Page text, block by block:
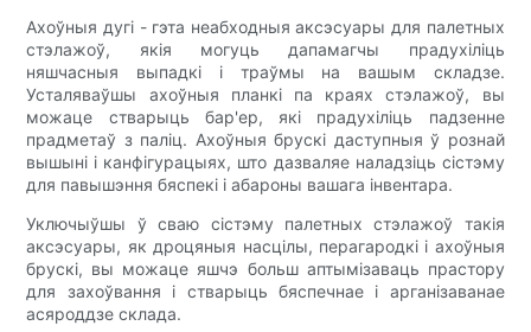
Ахоўныя дугі - гэта неабходныя аксэсуары для палетных
стэлажоў, якія могуць дапамагчы прадухіліць
няшчасныя выпадкі і траўмы на вашым складзе.
Усталяваўшы ахоўныя планкі па краях стэлажоў, вы
можаце стварыць бар'ер, які прадухіліць падзенне
прадметаў з паліц. Ахоўныя брускі даступныя ў рознай
вышыні і канфігурацыях, што дазваляе наладзіць сістэму
для павышэння бяспекі і абароны вашага інвентара.
Уключыўшы ў сваю сістэму палетных стэлажоў такія
аксэсуары, як дроцяныя насцілы, перагародкі і ахоўныя
брускі, вы можаце яшчэ больш аптымізаваць прастору
для захоўвання і стварыць бяспечнае і арганізаванае
асяроддзе склада.